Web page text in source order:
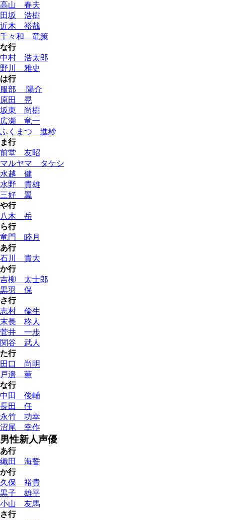
高山 春夫
田坂 浩樹
近木 裕哉
千々和 竜策
な行
中村 浩太郎
野川 雅史
は行
服部 陽介
原田 晃
坂東 尚樹
広瀬 竜一
ふくまつ 進紗
ま行
前堂 友昭
マルヤマ タケシ
水越 健
水野 貴雄
三好 翼
や行
八木 岳
ら行
竜門 睦月
あ行
石川 貴大
か行
吉柳 太士郎
黒羽 保
さ行
志村 倫生
末長 柊人
菅井 一歩
関谷 武人
た行
田口 尚明
戸邉 薫
な行
中田 俊輔
長田 任
永竹 功幸
沼尾 幸作
男性新人声優
あ行
織田 海誓
か行
久保 裕貴
黒子 雄平
小山 友馬
さ行